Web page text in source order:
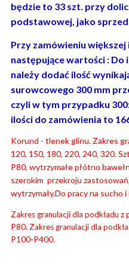
będzie to 33 szt. przy
podstawowej, jako
Przy zamówieniu
następujące wartości : Do
należy dodać ilość
surowcowego 300 mm
czyli w tym przypadku
ilości do zamówienia to 166
Korund - tlenek glinu. Zakres
120, 150, 180, 220, 240, 320.
P80, wytrzymałe płótno
szerokim przekroju
wytrzymały.Do pracy na sucho i
Zakres granulacji dla podkładu
P80. Zakres granulacji dla
P100-P400.